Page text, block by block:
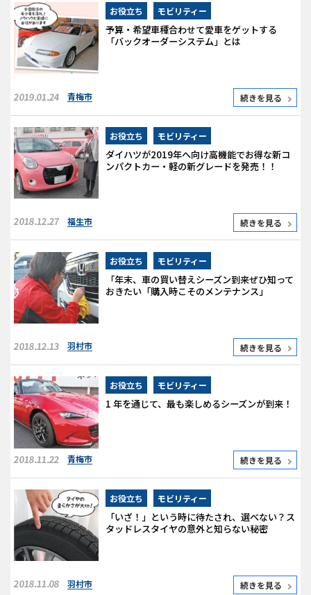
お役立ち モビリティー
予算・希望車種合わせて愛車をゲットする
「バックオーダーシステム」とは
2019.01.24 青梅市 続きを見る
お役立ち モビリティー
ダイハツが2019年へ向け高機能でお得な新コ
ンパクトカー・軽の新グレードを発売！！
2018.12.27 福生市 続きを見る
お役立ち モビリティー
「年末、車の買い替えシーズン到来ぜひ知って
おきたい「購入時こそのメンテナンス」
2018.12.13 羽村市 続きを見る
お役立ち モビリティー
1 年を通じて、最も楽しめるシーズンが到来！
2018.11.22 青梅市 続きを見る
お役立ち モビリティー
「いざ！」という時に待たされ、選べない？ス
タッドレスタイヤの意外と知らない秘密
2018.11.08 羽村市 続きを見る